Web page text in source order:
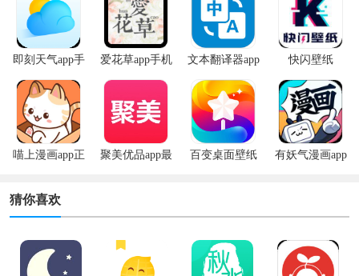
即刻天气app手
机版
爱花草app手机
版
文本翻译器app 快闪壁纸
喵上漫画app正
聚美优品app最
百变桌面壁纸
有妖气漫画app
猜你喜欢